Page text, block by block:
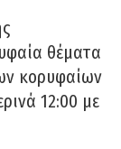
θέματα
κορυφαίων
12:00 με